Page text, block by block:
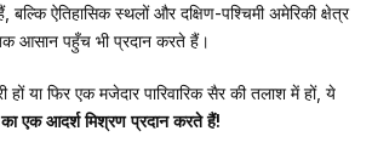
ऐतिहासिक स्थलों और दक्षिण-पश्चिमी अमेरिकी क्षेत्र
आसान पहुँच भी प्रदान करते हैं।
या फिर एक मजेदार पारिवारिक सैर की तलाश में हों, ये
एक आदर्श मिश्रण प्रदान करते हैं!